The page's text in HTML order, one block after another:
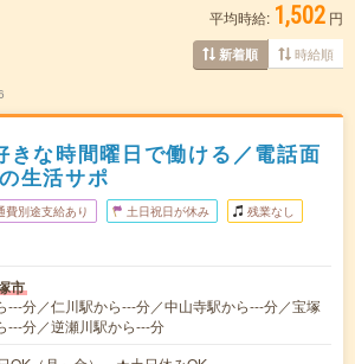
平均時給: 1,502 円
新着順 時給順
きな時間曜日で働ける／電話面
生活サポ
費別途支給あり 土日祝日が休み 残業なし
市
---分／仁川駅から---分／中山寺駅から---分／宝塚
---分／逆瀬川駅から---分